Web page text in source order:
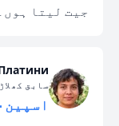
جیت لیتا ہوں۔
سابق
اسپین -